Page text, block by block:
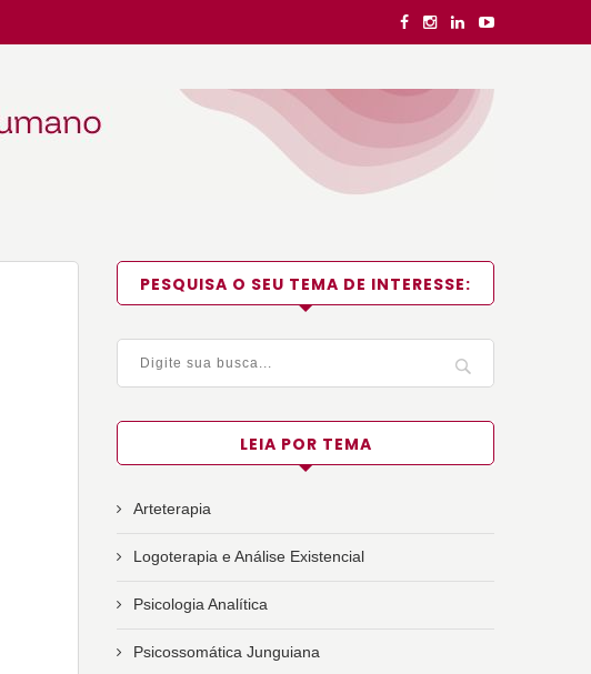
PESQUISA O SEU TEMA DE INTERESSE:
LEIA POR TEMA
Arteterapia
Logoterapia e Análise Existencial
Psicologia Analítica
Psicossomática Junguiana